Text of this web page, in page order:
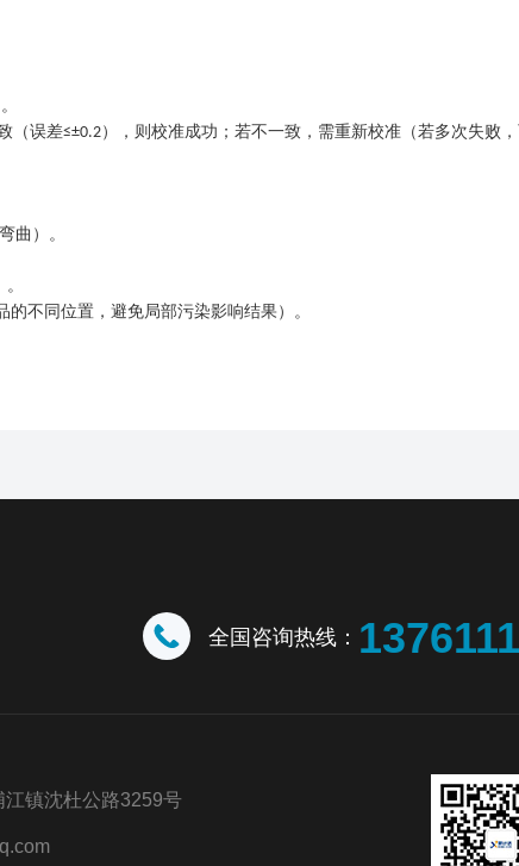
（误差≤±0.2），则校准成功；若不一致，需重新校准（若多次失败
曲）。
。
不同位置，避免局部污染影响结果）。
全国咨询热线：
镇沈杜公路3259号